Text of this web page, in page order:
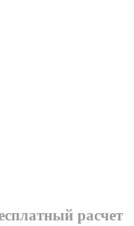
расчет